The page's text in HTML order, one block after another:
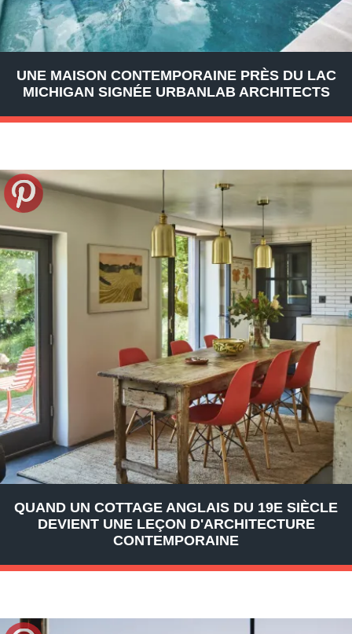
UNE MAISON CONTEMPORAINE PRÈS DU LAC
MICHIGAN SIGNÉE URBANLAB ARCHITECTS
QUAND UN COTTAGE ANGLAIS DU 19E SIÈCLE
DEVIENT UNE LEÇON D'ARCHITECTURE
CONTEMPORAINE